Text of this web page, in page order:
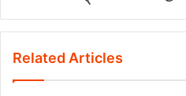
Related Articles